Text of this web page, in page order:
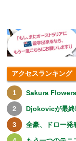
アクセスランキング
Sakura
Djokovicが最終
全豪、ドロー発